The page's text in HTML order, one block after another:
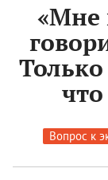
«Мне
Вопрос к